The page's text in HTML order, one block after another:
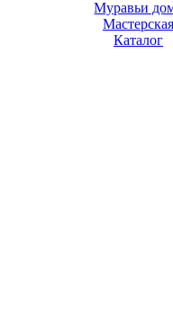
Муравьи
Мастерская
Каталог